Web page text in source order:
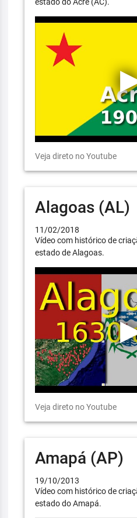
Veja direto no Youtube
Alagoas (AL)
11/02/2018
Vídeo com histórico de
estado de Alagoas.
Veja direto no Youtube
Amapá (AP)
19/10/2013
Vídeo com histórico de
estado do Amapá.